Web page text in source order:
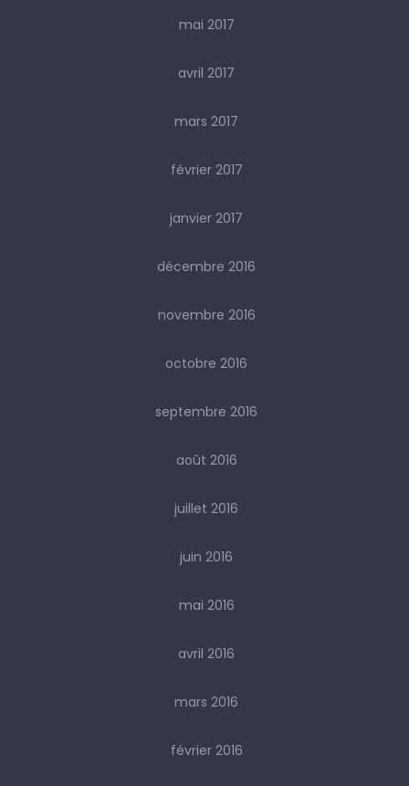
mai 2017
avril 2017
mars 2017
février 2017
janvier 2017
décembre 2016
novembre 2016
octobre 2016
septembre 2016
août 2016
juillet 2016
juin 2016
mai 2016
avril 2016
mars 2016
février 2016